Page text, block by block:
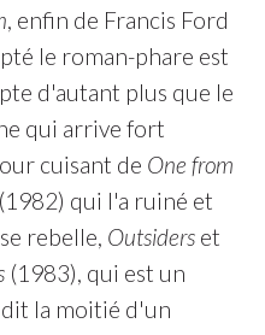
, enfin de Francis Ford
le roman-phare est
d'autant plus que le
qui arrive fort
cuisant de One from
qui l'a ruiné et
rebelle, Outsiderset
(1983), qui est un
la moitié d'un